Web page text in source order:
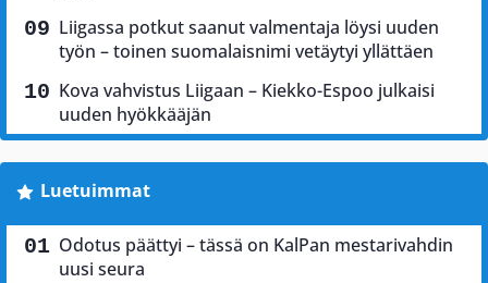
Liigassa potkut saanut valmentaja löysi uuden
työn – toinen suomalaisnimi vetäytyi yllättäen
Kova vahvistus Liigaan – Kiekko-Espoo julkaisi
uuden hyökkääjän
Luetuimmat
Odotus päättyi – tässä on KalPan mestarivahdin
uusi seura